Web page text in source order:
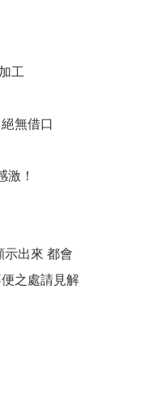
工
無借口
激！
示出來 都會
之處請見解